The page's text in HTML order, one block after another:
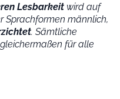
Lesbarkeit wird auf
Sprachformen männlich,
. Sämtliche
für alle